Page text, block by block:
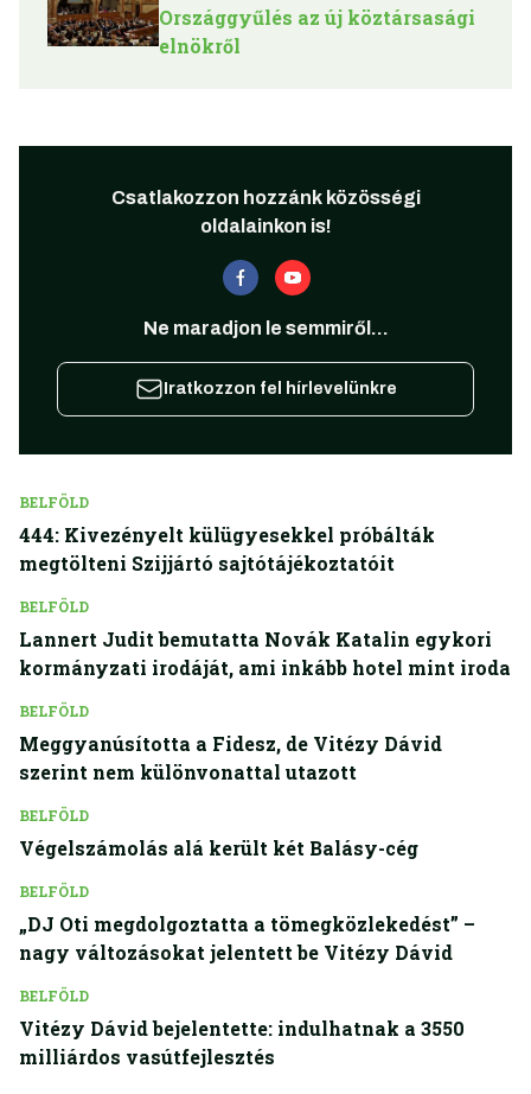
Országgyűlés az új köztársasági
elnökről
Csatlakozzon hozzánk közösségi
oldalainkon is!
Ne maradjon le semmiről...
Iratkozzon fel hírlevelünkre
BELFÖLD
444: Kivezényelt külügyesekkel próbálták
megtölteni Szijjártó sajtótájékoztatóit
BELFÖLD
Lannert Judit bemutatta Novák Katalin egykori
kormányzati irodáját, ami inkább hotel mint iroda
BELFÖLD
Meggyanúsította a Fidesz, de Vitézy Dávid
szerint nem különvonattal utazott
BELFÖLD
Végelszámolás alá került két Balásy-cég
BELFÖLD
„DJ Oti megdolgoztatta a tömegközlekedést” –
nagy változásokat jelentett be Vitézy Dávid
BELFÖLD
Vitézy Dávid bejelentette: indulhatnak a 3550
milliárdos vasútfejlesztés